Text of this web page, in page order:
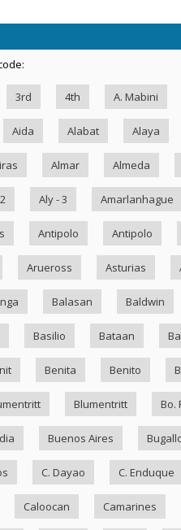
3rd 4th A. Mabini
Aida Alabat Alaya
Almar Almeda
Aly - 3 Amarlanhague
Antipolo Antipolo
Arueross Asturias
Balasan Baldwin
Basilio Bataan
Benita Benito
Blumentritt Bo.
Buenos Aires
C. Dayao C. Enduque
Caloocan Camarines